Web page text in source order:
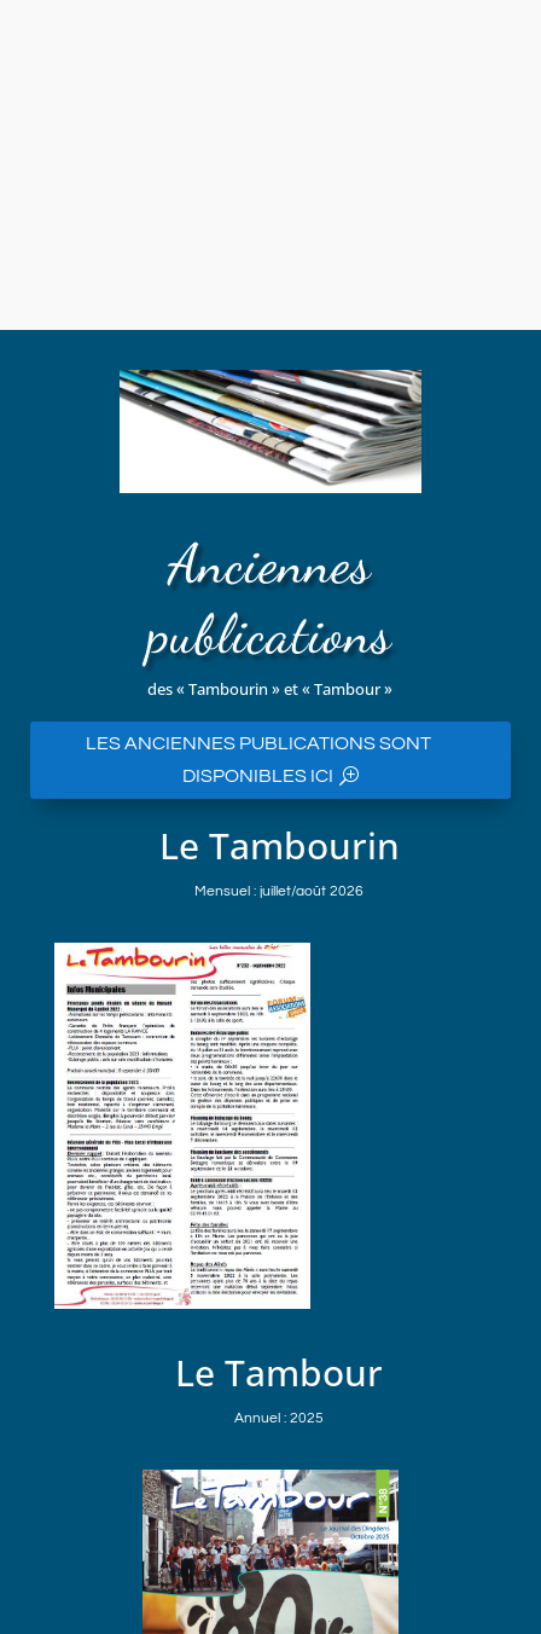
Anciennes
publications
des « Tambourin » et « Tambour »
LES ANCIENNES PUBLICATIONS SONT
DISPONIBLES ICI
Le Tambourin
Mensuel : juillet/août 2026
Le Tambour
Annuel : 2025